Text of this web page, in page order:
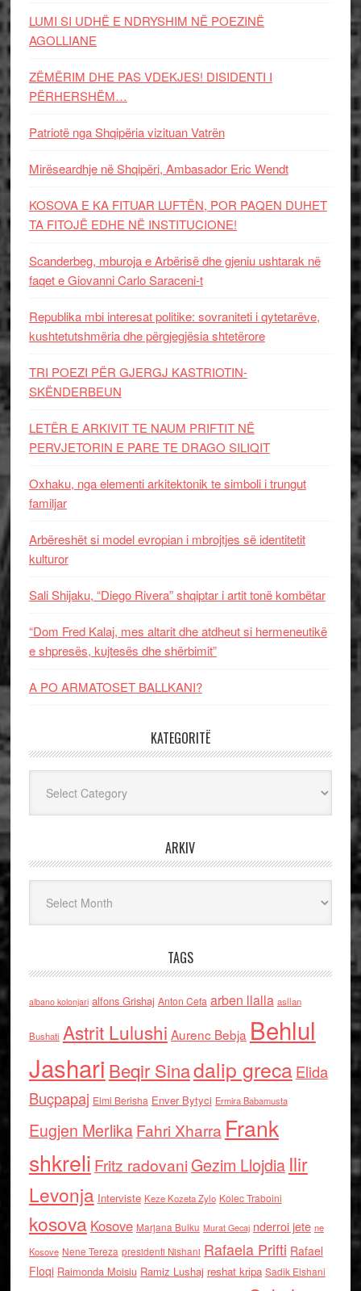
LUMI SI UDHË E NDRYSHIM NË POEZINË
AGOLLIANE
ZËMËRIM DHE PAS VDEKJES! DISIDENTI I
PËRHERSHËM…
Patriotë nga Shqipëria vizituan Vatrën
Mirëseardhje në Shqipëri, Ambasador Eric Wendt
KOSOVA E KA FITUAR LUFTËN, POR PAQEN DUHET
TA FITOJË EDHE NË INSTITUCIONE!
Scanderbeg, mburoja e Arbërisë dhe gjeniu ushtarak në
faqet e Giovanni Carlo Saraceni-t
Republika mbi interesat politike: sovraniteti i qytetarëve,
kushtetutshmëria dhe përgjegjësia shtetërore
TRI POEZI PËR GJERGJ KASTRIOTIN-
SKËNDERBEUN
LETËR E ARKIVIT TE NAUM PRIFTIT NË
PERVJETORIN E PARE TE DRAGO SILIQIT
Oxhaku, nga elementi arkitektonik te simboli i trungut
familjar
Arbëreshët si model evropian i mbrojtjes së identitetit
kulturor
Sali Shijaku, “Diego Rivera” shqiptar i artit tonë kombëtar
“Dom Fred Kalaj, mes altarit dhe atdheut si hermeneutikë
e shpresës, kujtesës dhe shërbimit”
A PO ARMATOSET BALLKANI?
KATEGORITË
ARKIV
TAGS
albano kolonjari alfons Grishaj Anton Cefa arben llalla asllan
Bushati Astrit Lulushi Aurenc Bebja Behlul
Jashari Beqir Sinadalip grecaElida
Buçpapaj Elmi Berisha Enver Bytyci Ermira Babamusta
Eugjen MerlikaFahri Xharra Frank
shkreli Fritz radovaniGezim Llojdia Ilir
Levonja Interviste Keze Kozeta Zylo Kolec Traboini
kosova Kosove Marjana Bulku Murat Gecaj nderroi jete ne
Kosove Nene Tereza presidenti Nishani Rafaela Prifti Rafael
Floqi Raimonda Moisiu Ramiz Lushaj reshat kripa Sadik Elshani